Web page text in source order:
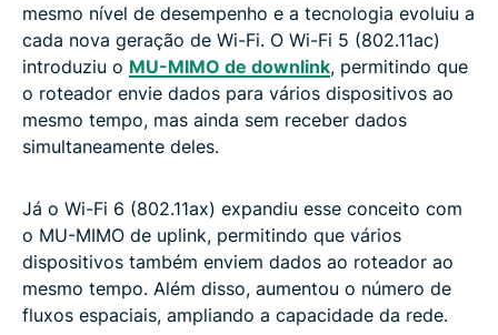
mesmo nível de desempenho e a tecnologia evoluiu a
cada nova geração de Wi-Fi. O Wi-Fi 5 (802.11ac)
introduziu o MU-MIMO de downlink, permitindo que
o roteador envie dados para vários dispositivos ao
mesmo tempo, mas ainda sem receber dados
simultaneamente deles.
Já o Wi-Fi 6 (802.11ax) expandiu esse conceito com
o MU-MIMO de uplink, permitindo que vários
dispositivos também enviem dados ao roteador ao
mesmo tempo. Além disso, aumentou o número de
fluxos espaciais, ampliando a capacidade da rede.